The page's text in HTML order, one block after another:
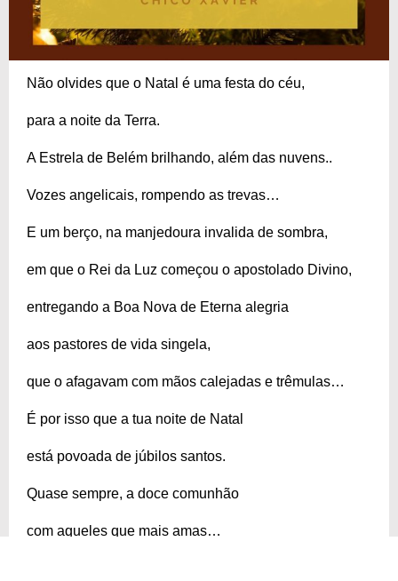
Não olvides que o Natal é uma festa do céu,
para a noite da Terra.
A Estrela de Belém brilhando, além das nuvens..
Vozes angelicais, rompendo as trevas…
E um berço, na manjedoura invalida de sombra,
em que o Rei da Luz começou o apostolado Divino,
entregando a Boa Nova de Eterna alegria
aos pastores de vida singela,
que o afagavam com mãos calejadas e trêmulas…
É por isso que a tua noite de Natal
está povoada de júbilos santos.
Quase sempre, a doce comunhão
com aqueles que mais amas…